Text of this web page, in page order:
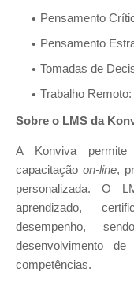
Pensamento
Pensamento
Tomadas de
Trabalho
Sobre o LMS da
A Konviva
capacitação on-line,
personalizada. O
aprendizado,
desempenho,
desenvolvimento
competências.